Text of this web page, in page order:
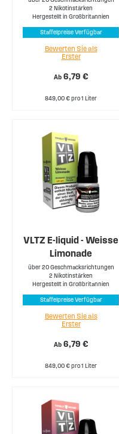
2 Nikotinstärken
Hergestellt in Großbritannien
Staffelpreise Verfügbar
Ab 6,79 €
Bewerten Sie als
Erster
849,00 € pro 1 Liter
VLTZ E-liquid - Weisse
Limonade
über 20 Geschmacksrichtungen
2 Nikotinstärken
Hergestellt in Großbritannien
Staffelpreise Verfügbar
Ab 6,79 €
Bewerten Sie als
Erster
849,00 € pro 1 Liter